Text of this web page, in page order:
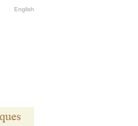
English